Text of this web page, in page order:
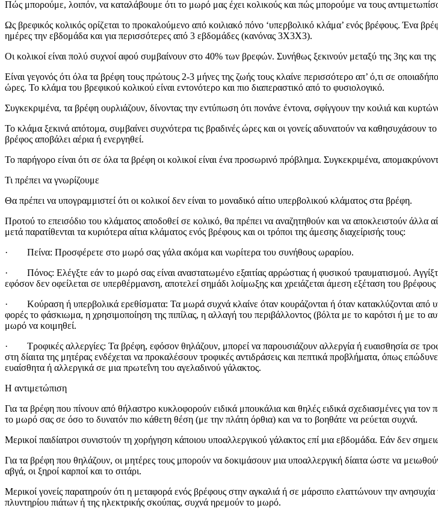
Πώς μπορούμε, λοιπόν, να καταλάβουμε ότι το μωρό μας έχει κολικούς και πώς μπορούμε να τους
Ως βρεφικός κολικός ορίζεται το προκαλούμενο από κοιλιακό πόνο ‘υπερβολικό κλάμα’ ενός βρέφους. Ένα
ημέρες την εβδομάδα και για περισσότερες από 3 εβδομάδες (κανόνας 3Χ3Χ3).
Οι κολικοί είναι πολύ συχνοί αφού συμβαίνουν στο 40% των βρεφών. Συνήθως ξεκινούν μεταξύ της 3ης και
Είναι γεγονός ότι όλα τα βρέφη τους πρώτους 2-3 μήνες της ζωής τους κλαίνε περισσότερο απ’ ό,τι σε
ώρες. Το κλάμα του βρεφικού κολικού είναι εντονότερο και πιο διαπεραστικό από το φυσιολογικό.
Συγκεκριμένα, τα βρέφη ουρλιάζουν, δίνοντας την εντύπωση ότι πονάνε έντονα, σφίγγουν την κοιλιά και
Το κλάμα ξεκινά απότομα, συμβαίνει συχνότερα τις βραδινές ώρες και οι γονείς αδυνατούν να
βρέφος αποβάλει αέρια ή ενεργηθεί.
Το παρήγορο είναι ότι σε όλα τα βρέφη οι κολικοί είναι ένα προσωρινό πρόβλημα. Συγκεκριμένα,
Τι πρέπει να γνωρίζουμε
Θα πρέπει να υπογραμμιστεί ότι οι κολικοί δεν είναι το μοναδικό αίτιο υπερβολικού κλάματος στα βρέφη.
Προτού το επεισόδιο του κλάματος αποδοθεί σε κολικό, θα πρέπει να αναζητηθούν και να αποκλειστούν άλλα
μετά παρατίθενται τα κυριότερα αίτια κλάματος ενός βρέφους και οι τρόποι της άμεσης διαχείρισής τους:
· Πείνα: Προσφέρετε στο μωρό σας γάλα ακόμα και νωρίτερα του συνήθους ωραρίου.
· Πόνος: Ελέγξτε εάν το μωρό σας είναι αναστατωμένο εξαιτίας αρρώστιας ή φυσικού τραυματισμού.
εφόσον δεν οφείλεται σε υπερθέρμανση, αποτελεί σημάδι λοίμωξης και χρειάζεται άμεση εξέταση του βρέφους
· Κούραση ή υπερβολικά ερεθίσματα: Τα μωρά συχνά κλαίνε όταν κουράζονται ή όταν κατακλύζονται από
φορές το φάσκιωμα, η χρησιμοποίηση της πιπίλας, η αλλαγή του περιβάλλοντος (βόλτα με το καρότσι ή με το
μωρό να κοιμηθεί.
· Τροφικές αλλεργίες: Τα βρέφη, εφόσον θηλάζουν, μπορεί να παρουσιάζουν αλλεργία ή ευαισθησία σε
στη δίαιτα της μητέρας ενδέχεται να προκαλέσουν τροφικές αντιδράσεις και πεπτικά προβλήματα, όπως
ευαίσθητα ή αλλεργικά σε μια πρωτεΐνη του αγελαδινού γάλακτος.
Η αντιμετώπιση
Για τα βρέφη που πίνουν από θήλαστρο κυκλοφορούν ειδικά μπουκάλια και θηλές ειδικά σχεδιασμένες για
το μωρό σας σε όσο το δυνατόν πιο κάθετη θέση (με την πλάτη όρθια) και να το βοηθάτε να ρεύεται συχνά.
Μερικοί παιδίατροι συνιστούν τη χορήγηση κάποιου υποαλλεργικού γάλακτος επί μια εβδομάδα. Εάν δεν
Για τα βρέφη που θηλάζουν, οι μητέρες τους μπορούν να δοκιμάσουν μια υποαλλεργική δίαιτα ώστε να
αβγά, οι ξηροί καρποί και το σιτάρι.
Μερικοί γονείς παρατηρούν ότι η μεταφορά ενός βρέφους στην αγκαλιά ή σε μάρσιπο ελαττώνουν την
πλυντηρίου πιάτων ή της ηλεκτρικής σκούπας, συχνά ηρεμούν το μωρό.